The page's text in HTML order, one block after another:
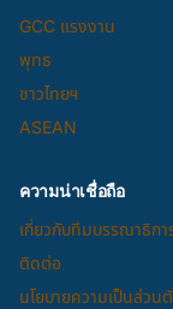
GCC แรงงาน
พุทธ
ชาวไทยฯ
ASEAN
ความน่าเชื่อถือ
เกี่ยวกับทีมบรรณาธิกา
ติดต่อ
นโยบายความเป็นส่วน